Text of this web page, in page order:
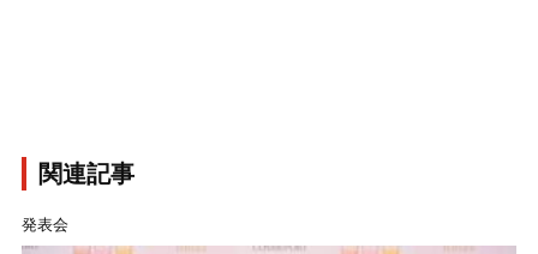
関連記事
発表会